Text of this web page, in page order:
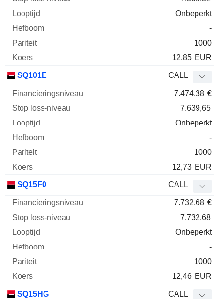
Onbeperkt
-
1000
12,85 EUR
SQ101E CALL
7.474,38 €
7.639,65
Onbeperkt
-
1000
12,73 EUR
SQ15F0 CALL
7.732,68 €
7.732,68
Onbeperkt
-
1000
12,46 EUR
SQ15HG CALL